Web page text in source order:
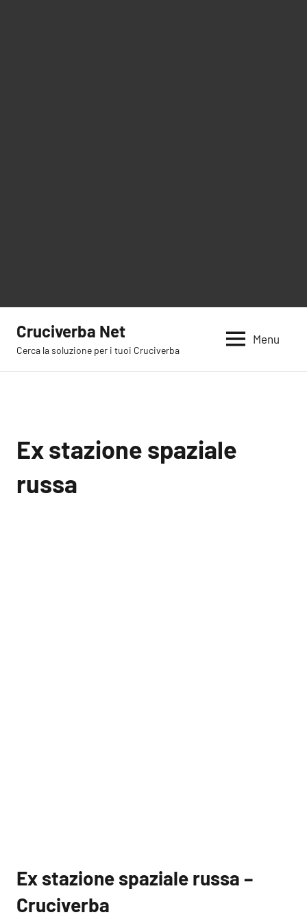
contenuto
Cruciverba Net
Cerca la soluzione per i tuoi Cruciverba
Menu
Ex stazione spaziale
russa
Ex stazione spaziale russa –
Cruciverba